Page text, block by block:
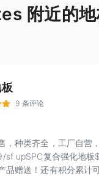
附近的地
9 条评论
，种类齐全，工厂自营
sf upSPC复合强化地
品赠送！还有积分累计